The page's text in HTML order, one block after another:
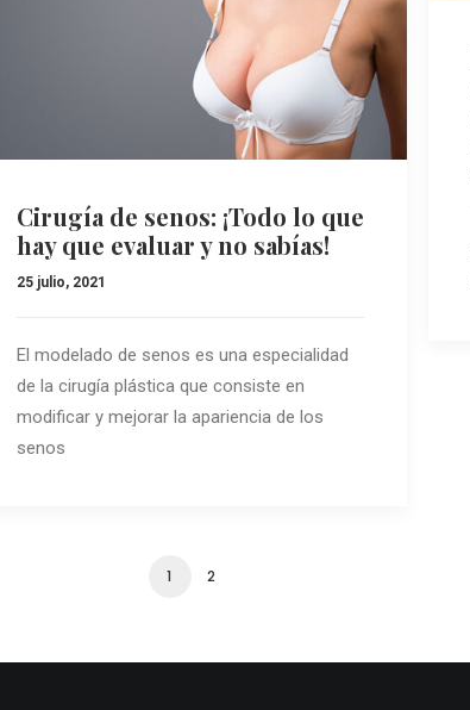
Cirugía de senos: ¡Todo lo que
hay que evaluar y no sabías!
25 julio, 2021
El modelado de senos es una especialidad
de la cirugía plástica que consiste en
modificar y mejorar la apariencia de los
senos
1 2